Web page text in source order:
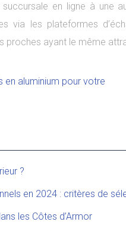
en ligne à une
via les plateformes
ayant le même
en aluminium pour votre
?
en 2024 : critères de
les Côtes d’Armor